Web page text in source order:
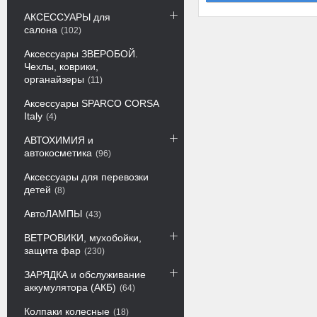
АКСЕССУАРЫ для
салона
102
Аксессуары ЗВЕРОБОЙ.
Чехлы, коврики,
органайзеры
11
Аксессуары SPARCO CORSA
Italy
4
АВТОХИМИЯ и
автокосметика
96
Аксессуары для перевозки
детей
8
АвтоЛАМПЫ 43
ВЕТРОВИКИ, мухобойки,
защита фар
230
ЗАРЯДКА и обслуживание
аккумулятора (АКБ)
64
Колпаки колесные 18